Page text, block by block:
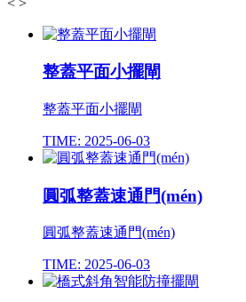
整蓋平面小擺閘
整蓋平面小擺閘
TIME: 2025-06-03
圓弧整蓋速通門(mén)
圓弧整蓋速通門(mén)
TIME: 2025-06-03